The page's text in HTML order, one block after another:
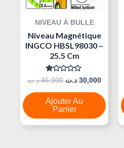
NIVEAU À BULLE
Niveau Magnétique
INGCO HBSL98030 –
25.5 Cm
Note
0
Sur
5
45,000 د.ت 30,000 د.ت
Ajouter Au
Panier